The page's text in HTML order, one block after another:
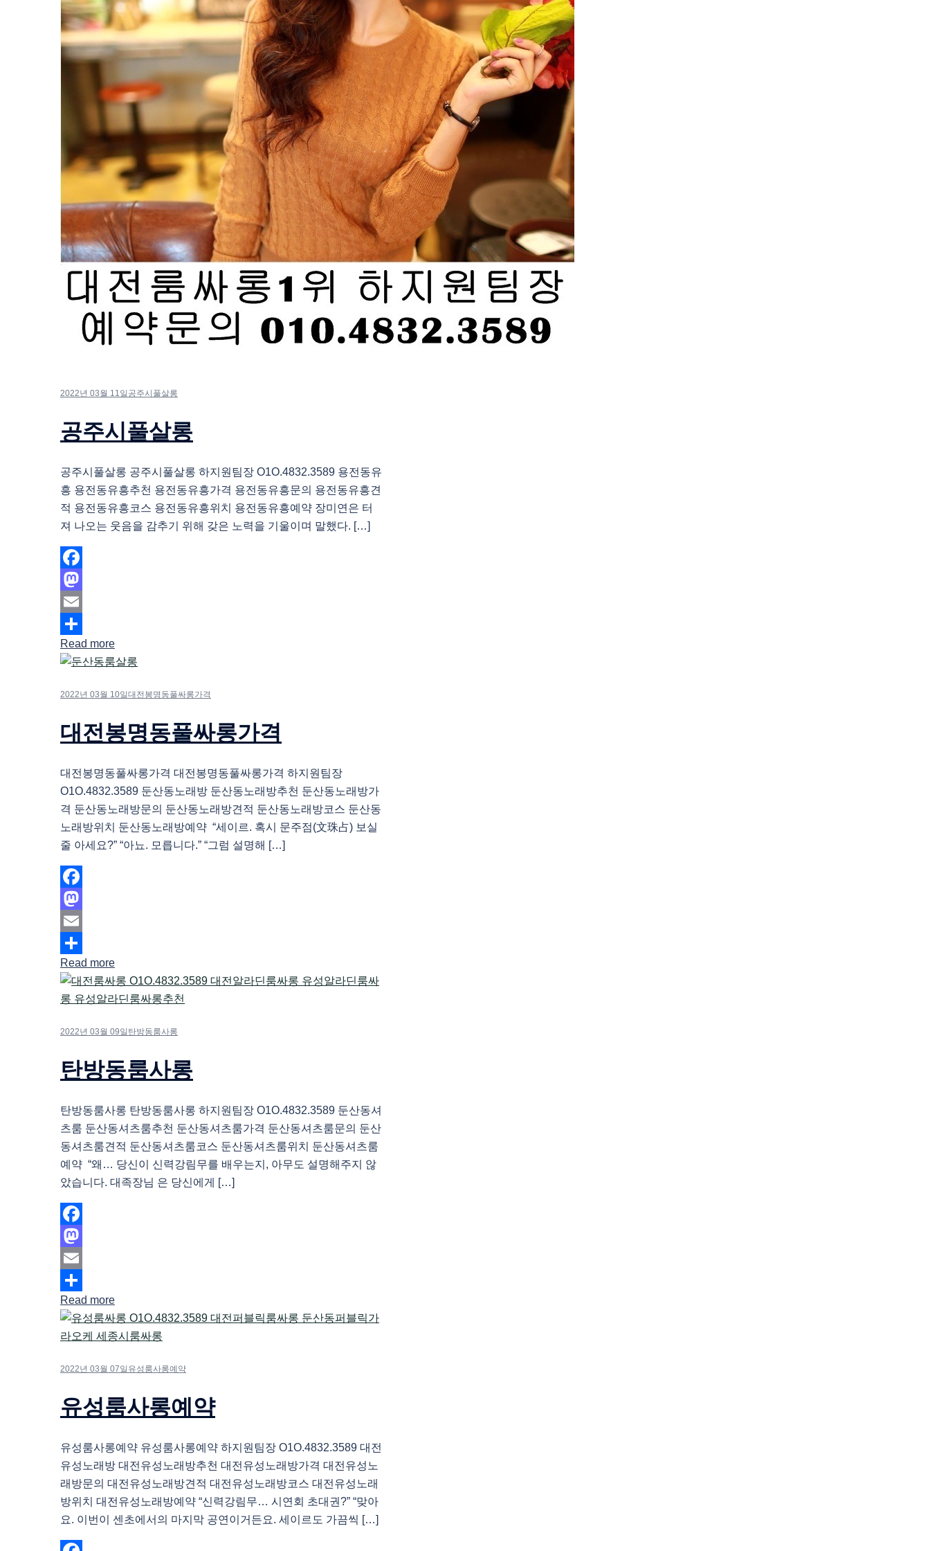
2022년 03월 11일 공주시풀살롱
공주시풀살롱
공주시풀살롱 공주시풀살롱 하지원팀장 O1O.4832.3589 용전동유
흥 용전동유흥추천 용전동유흥가격 용전동유흥문의 용전동유흥견
적 용전동유흥코스 용전동유흥위치 용전동유흥예약 장미연은 터
져 나오는 웃음을 감추기 위해 갖은 노력을 기울이며 말했다. […]
Facebook
Mastodon
Email
Share
Read more
2022년 03월 10일대전봉명동풀싸롱가격
대전봉명동풀싸롱가격
대전봉명동풀싸롱가격 대전봉명동풀싸롱가격 하지원팀장
O1O.4832.3589 둔산동노래방 둔산동노래방추천 둔산동노래방가
격 둔산동노래방문의 둔산동노래방견적 둔산동노래방코스 둔산동
노래방위치 둔산동노래방예약 “세이르. 혹시 문주점(文珠占) 보실
줄 아세요?” “아뇨. 모릅니다.” “그럼 설명해 […]
Facebook
Mastodon
Email
Share
Read more
2022년 03월 09일 탄방동룸사롱
탄방동룸사롱
탄방동룸사롱 탄방동룸사롱 하지원팀장 O1O.4832.3589 둔산동셔
츠룸 둔산동셔츠룸추천 둔산동셔츠룸가격 둔산동셔츠룸문의 둔산
동셔츠룸견적 둔산동셔츠룸코스 둔산동셔츠룸위치 둔산동셔츠룸
예약 “왜… 당신이 신력강림무를 배우는지, 아무도 설명해주지 않
았습니다. 대족장님 은 당신에게 […]
Facebook
Mastodon
Email
Share
Read more
2022년 03월 07일 유성룸사롱예약
유성룸사롱예약
유성룸사롱예약 유성룸사롱예약 하지원팀장 O1O.4832.3589 대전
유성노래방 대전유성노래방추천 대전유성노래방가격 대전유성노
래방문의 대전유성노래방견적 대전유성노래방코스 대전유성노래
방위치 대전유성노래방예약 “신력강림무… 시연회 초대권?” “맞아
요. 이번이 센초에서의 마지막 공연이거든요. 세이르도 가끔씩 […]